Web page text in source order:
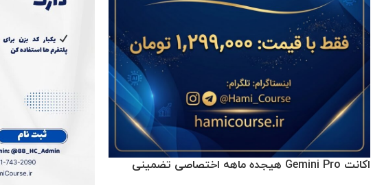
اکانت Gemini Pro هیجده ماهه اختصاصی تضمینی